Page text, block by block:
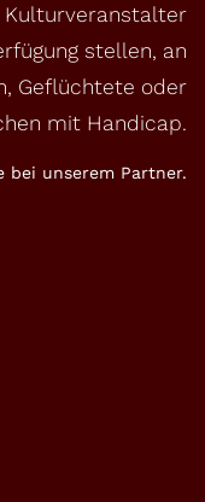
stellen, an
Geflüchtete oder
mit Handicap.
unserem Partner.